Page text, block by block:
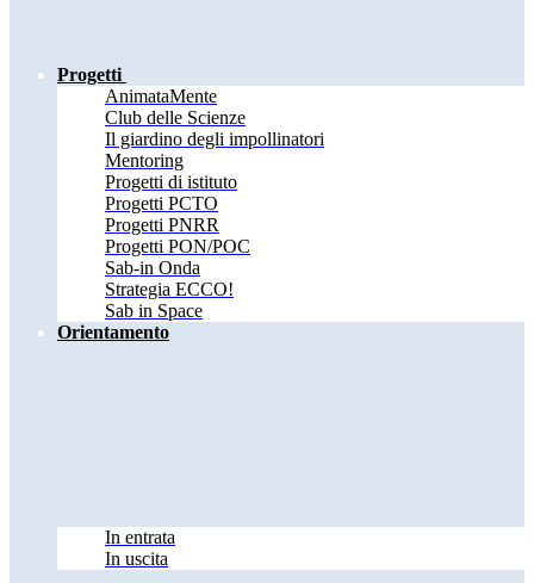
Progetti
AnimataMente
Club delle Scienze
Il giardino degli impollinatori
Mentoring
Progetti di istituto
Progetti PCTO
Progetti PNRR
Progetti PON/POC
Sab-in Onda
Strategia ECCO!
Sab in Space
Orientamento
In entrata
In uscita